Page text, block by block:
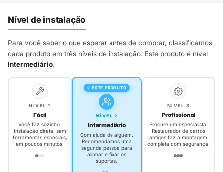
Nível de instalação
Para você saber o que esperar antes de comprar, classificamos
cada produto em três níveis de instalação. Este produto é nível
Intermediário.
NÍVEL 1
Fácil
Você faz sozinho.
Instalação direta, sem
ferramentas especiais,
em poucos minutos.
ESTE PRODUTO
NÍVEL 2
Intermediário
Com ajuda de alguém.
Recomendamos uma
segunda pessoa para
alinhar e fixar os
suportes.
NÍVEL 3
Profissional
Procure um especialista.
Restaurador de carros
antigos faz a montagem
completa com segurança.